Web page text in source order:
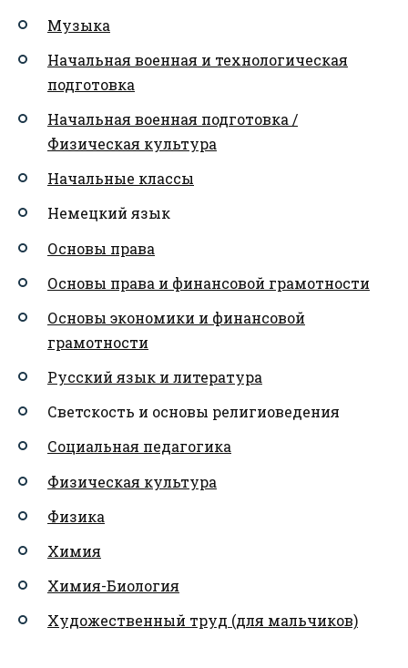
Музыка
Начальная военная и технологическая
подготовка
Начальная военная подготовка /
Физическая культура
Начальные классы
Немецкий язык
Основы права
Основы права и финансовой грамотности
Основы экономики и финансовой
грамотности
Русский язык и литература
Светскость и основы религиоведения
Социальная педагогика
Физическая культура
Физика
Химия
Химия-Биология
Художественный труд (для мальчиков)